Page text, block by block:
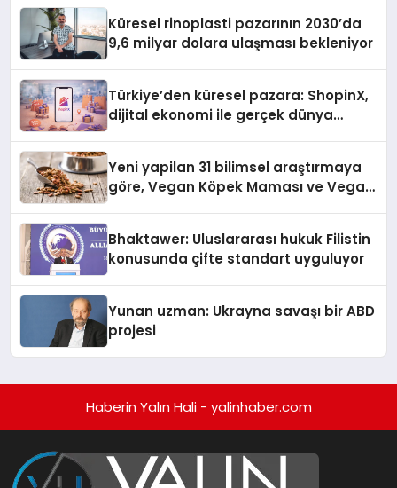
Küresel rinoplasti pazarının 2030’da
9,6 milyar dolara ulaşması bekleniyor
Türkiye’den küresel pazara: ShopinX,
dijital ekonomi ile gerçek dünya
Yeni yapilan 31 bilimsel araştırmaya
göre, Vegan Köpek Maması ve Vegan
Bhaktawer: Uluslararası hukuk Filistin
konusunda çifte standart uyguluyor
Yunan uzman: Ukrayna savaşı bir ABD
projesi
Haberin Yalın Hali - yalinhaber.com